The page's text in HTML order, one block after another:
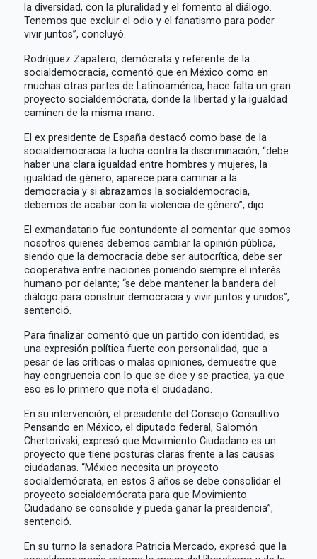
la diversidad, con la pluralidad y el fomento al diálogo.
Tenemos que excluir el odio y el fanatismo para poder
vivir juntos”, concluyó.
Rodríguez Zapatero, demócrata y referente de la
socialdemocracia, comentó que en México como en
muchas otras partes de Latinoamérica, hace falta un gran
proyecto socialdemócrata, donde la libertad y la igualdad
caminen de la misma mano.
El ex presidente de España destacó como base de la
socialdemocracia la lucha contra la discriminación, “debe
haber una clara igualdad entre hombres y mujeres, la
igualdad de género, aparece para caminar a la
democracia y si abrazamos la socialdemocracia,
debemos de acabar con la violencia de género”, dijo.
El exmandatario fue contundente al comentar que somos
nosotros quienes debemos cambiar la opinión pública,
siendo que la democracia debe ser autocrítica, debe ser
cooperativa entre naciones poniendo siempre el interés
humano por delante; “se debe mantener la bandera del
diálogo para construir democracia y vivir juntos y unidos”,
sentenció.
Para finalizar comentó que un partido con identidad, es
una expresión política fuerte con personalidad, que a
pesar de las críticas o malas opiniones, demuestre que
hay congruencia con lo que se dice y se practica, ya que
eso es lo primero que nota el ciudadano.
En su intervención, el presidente del Consejo Consultivo
Pensando en México, el diputado federal, Salomón
Chertorivski, expresó que Movimiento Ciudadano es un
proyecto que tiene posturas claras frente a las causas
ciudadanas. “México necesita un proyecto
socialdemócrata, en estos 3 años se debe consolidar el
proyecto socialdemócrata para que Movimiento
Ciudadano se consolide y pueda ganar la presidencia”,
sentenció.
En su turno la senadora Patricia Mercado, expresó que la